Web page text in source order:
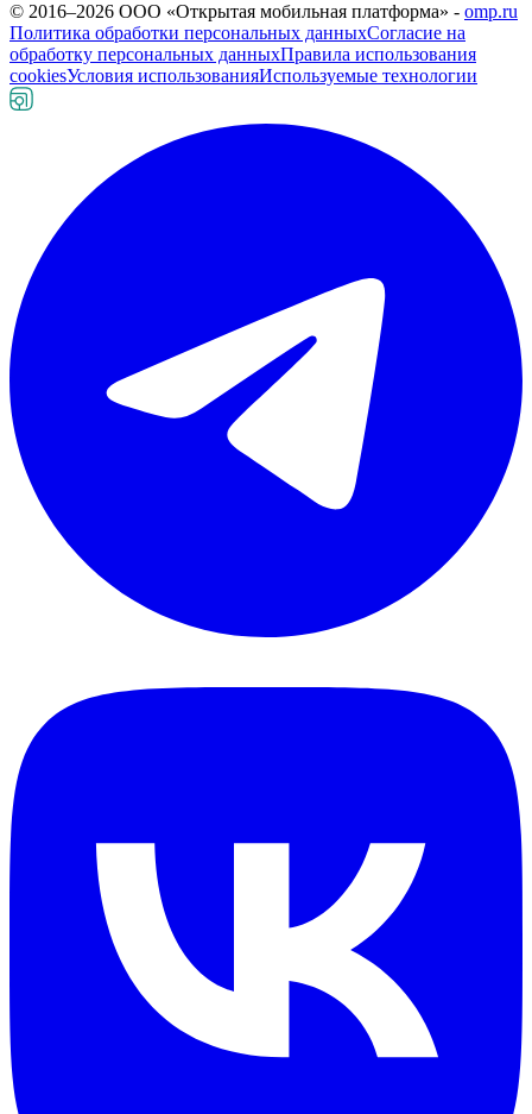
© 2016–2026 ООО «Открытая мобильная платформа» - omp.ru
Политика обработки персональных данныхСогласие на
обработку персональных данныхПравила использования
cookiesУсловия использованияИспользуемые технологии